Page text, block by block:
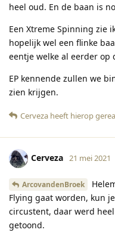
heel oud. En de baan is
Een Xtreme Spinning zie
hopelijk wel een flinke
eentje welke al eerder op
EP kennende zullen we
zien krijgen.
Cerveza heeft hierop
Cerveza 21 mei 2021
ArcovandenBroek
Flying gaat worden, kun
circustent, daar werd
getoond.